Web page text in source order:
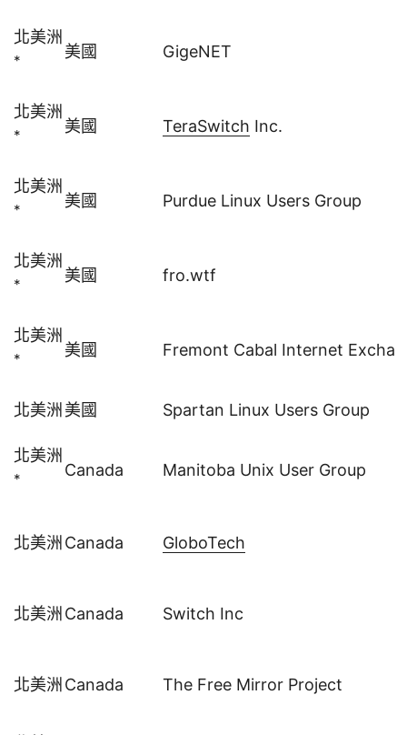
北美洲
* 美國 GigeNET
北美洲
* 美國 TeraSwitch Inc.
北美洲
* 美國 Purdue Linux Users Group
北美洲
* 美國 fro.wtf
北美洲
* 美國 Fremont Cabal Internet
北美洲 美國 Spartan Linux Users Group
北美洲
* Canada Manitoba Unix User Group
北美洲 Canada GloboTech
北美洲 Canada Switch Inc
北美洲 Canada The Free Mirror Project